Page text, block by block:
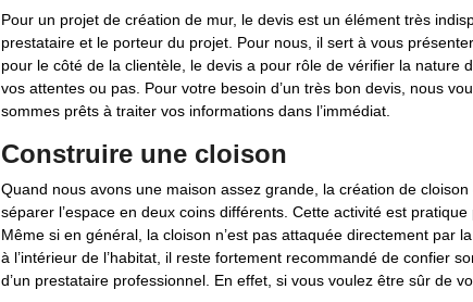
Pour un projet de création de mur, le devis est un élément très
prestataire et le porteur du projet. Pour nous, il sert à vous
pour le côté de la clientèle, le devis a pour rôle de vérifier la nature
vos attentes ou pas. Pour votre besoin d’un très bon devis, nous
sommes prêts à traiter vos informations dans l’immédiat.
Construire une cloison
Quand nous avons une maison assez grande, la création de
séparer l’espace en deux coins différents. Cette activité est
Même si en général, la cloison n’est pas attaquée directement par
à l’intérieur de l’habitat, il reste fortement recommandé de confier
d’un prestataire professionnel. En effet, si vous voulez être sûr de